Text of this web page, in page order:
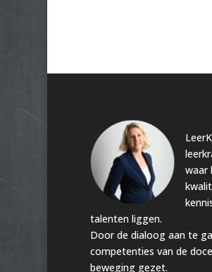
waar
talenten liggen.
Door de dialoog aan te
competenties van de
beweging gezet.